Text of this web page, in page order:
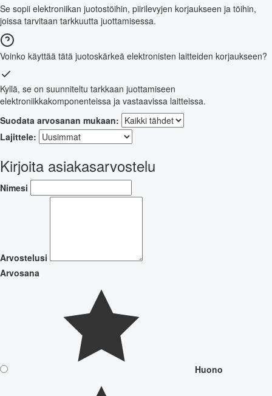
Se sopii elektroniikan juotostöihin, piirilevyjen korjaukseen ja töihin,
joissa tarvitaan tarkkuutta juottamisessa.
Voinko käyttää tätä juotoskärkeä elektronisten laitteiden korjaukseen?
Kyllä, se on suunniteltu tarkkaan juottamiseen
elektroniikkakomponenteissa ja vastaavissa laitteissa.
Suodata arvosanan mukaan:
Lajittele:
Kirjoita asiakasarvostelu
Nimesi
Arvostelusi
Arvosana
Huono